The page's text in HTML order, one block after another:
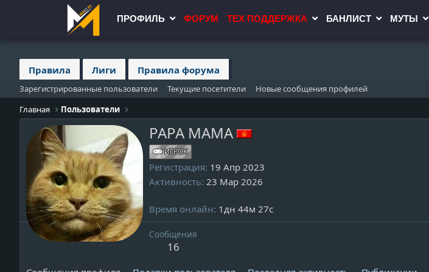
ПРОФИЛЬ ФОРУМ ТЕХ ПОДДЕРЖКА БАНЛИСТ МУТЫ
Правила Лиги Правила форума
Зарегистрированные пользователи Текущие посетители
Новые сообщения профилей
Главная
Пользователи
PAPA MAMA
ИГРОК
Регистрация 19 Апр 2023
Активность 23 Мар 2026
Время онлайн 1дн 44м 27с
Сообщения
16